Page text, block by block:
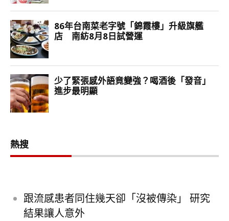
熱搜
跟流感患者同住幾天卻「沒被傳染」 研究
結果讓人意外